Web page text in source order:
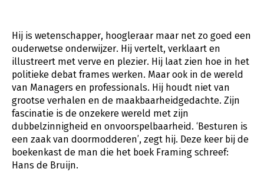
Hij is wetenschapper, hoogleraar maar net zo goed een
ouderwetse onderwijzer. Hij vertelt, verklaart en
illustreert met verve en plezier. Hij laat zien hoe in het
politieke debat frames werken. Maar ook in de wereld
van Managers en professionals. Hij houdt niet van
grootse verhalen en de maakbaarheidgedachte. Zijn
fascinatie is de onzekere wereld met zijn
dubbelzinnigheid en onvoorspelbaarheid. ‘Besturen is
een zaak van doormodderen’, zegt hij. Deze keer bij de
boekenkast de man die het boek Framing schreef:
Hans de Bruijn.